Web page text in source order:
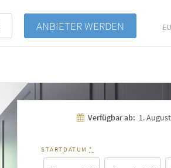
ANBIETER WERDEN
Verfügbar ab: 1.
STARTDATUM*